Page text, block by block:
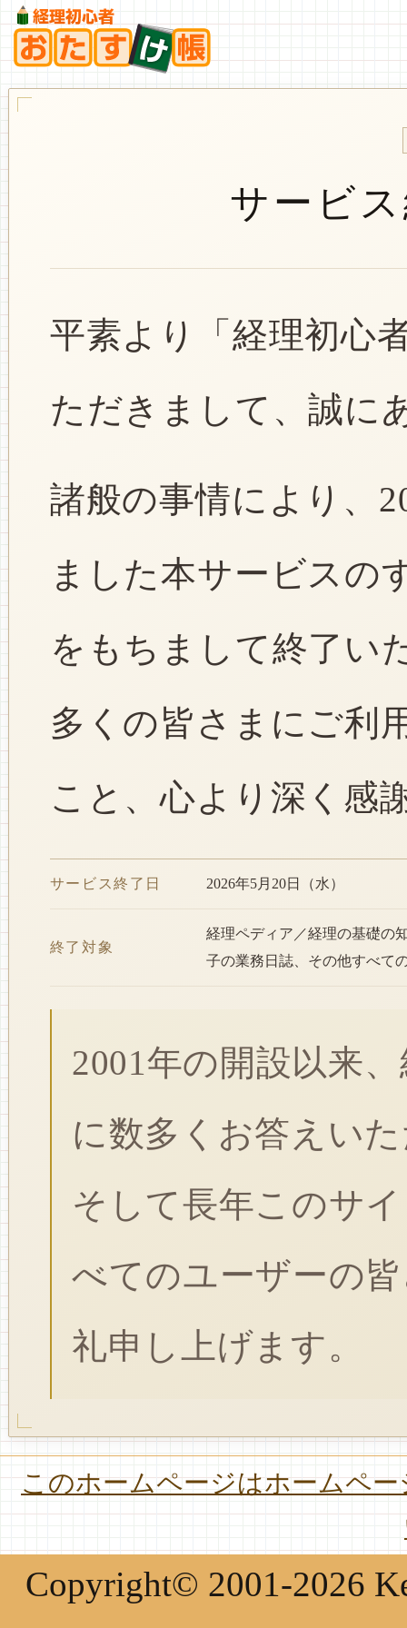
サービ
平素より「経理初心
ただきまして、誠に
諸般の事情により、
ました本サービスの
をもちまして終了い
多くの皆さまにご利
こと、心より深く感
サービス終了日 2026年5月20日（水）
終了対象
経理ペディア／経理の基礎の
子の業務日誌、その他すべて
2001年の開設以来
に数多くお答えい
そして長年このサ
べてのユーザーの
礼申し上げます。
このホームページはホームペ
Copyright© 2001-2026